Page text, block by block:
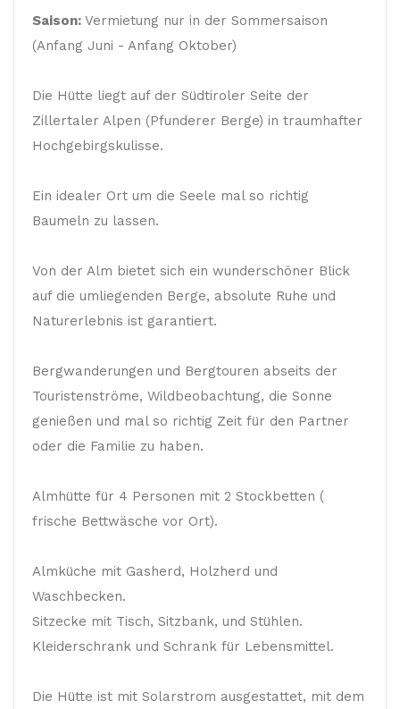
Saison: Vermietung nur in der Sommersaison
(Anfang Juni - Anfang Oktober)
Die Hütte liegt auf der Südtiroler Seite der
Zillertaler Alpen (Pfunderer Berge) in traumhafter
Hochgebirgskulisse.
Ein idealer Ort um die Seele mal so richtig
Baumeln zu lassen.
Von der Alm bietet sich ein wunderschöner Blick
auf die umliegenden Berge, absolute Ruhe und
Naturerlebnis ist garantiert.
Bergwanderungen und Bergtouren abseits der
Touristenströme, Wildbeobachtung, die Sonne
genießen und mal so richtig Zeit für den Partner
oder die Familie zu haben.
Almhütte für 4 Personen mit 2 Stockbetten (
frische Bettwäsche vor Ort).
Almküche mit Gasherd, Holzherd und
Waschbecken.
Sitzecke mit Tisch, Sitzbank, und Stühlen.
Kleiderschrank und Schrank für Lebensmittel.
Die Hütte ist mit Solarstrom ausgestattet, mit dem